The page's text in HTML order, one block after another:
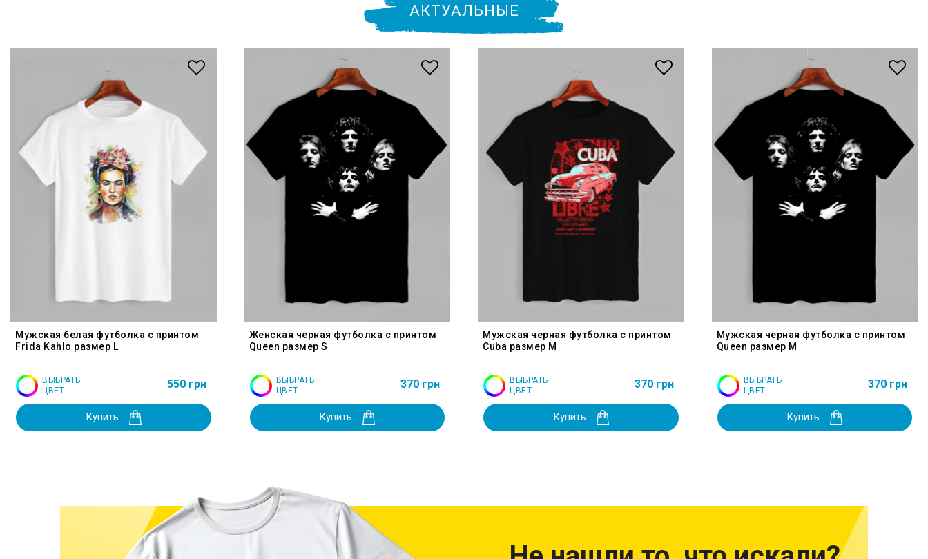
АКТУАЛЬНЫЕ
Мужская белая футболка с принтом
Frida Kahlo размер L
ВЫБРАТЬ
ЦВЕТ
550 грн
Купить
Женская черная футболка с принтом
Queen размер S
ВЫБРАТЬ
ЦВЕТ
370 грн
Купить
Мужская черная футболка с принтом
Cuba размер M
ВЫБРАТЬ
ЦВЕТ
370 грн
Купить
Мужская черная футболка с принтом
Queen размер M
ВЫБРАТЬ
ЦВЕТ
370 грн
Купить